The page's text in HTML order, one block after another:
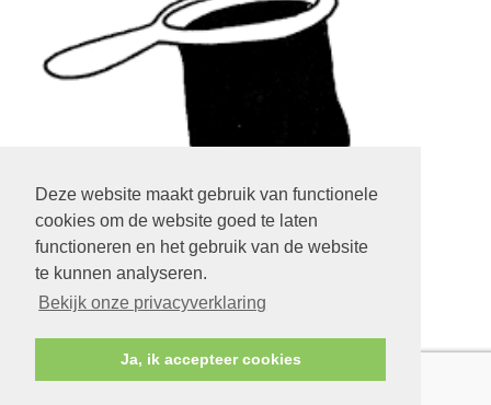
Deze website maakt gebruik van functionele
cookies om de website goed te laten
functioneren en het gebruik van de website
te kunnen analyseren.
Bekijk onze privacyverklaring
Ja, ik accepteer cookies
klik op het plaatje
LOGIN EXTRANET
KLIK HIER